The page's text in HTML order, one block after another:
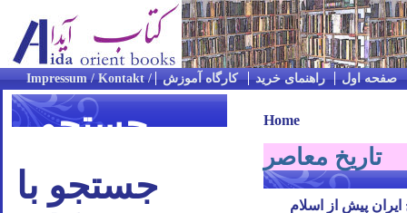
صفحه اول راهنمای خرید کارگاه آموزش
جستجو
جستجو با
Home
تاریخ معاصر
ایران پیش از اسلام